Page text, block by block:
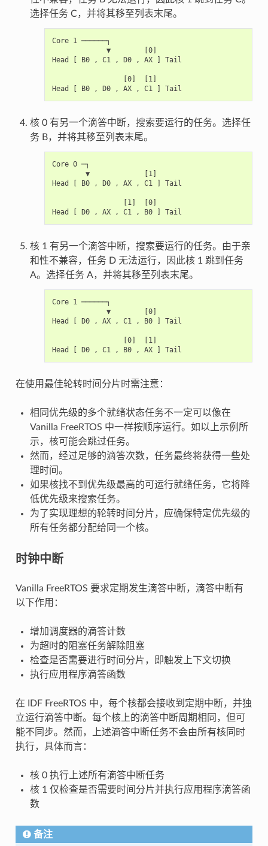
选择任务 C，并将其移至列表末尾。
Core 1 ──────┐
             ▼        [0]
Head [ B0 , C1 , D0 , AX ] Tail
                 [0]  [1]
核 0 有另一个滴答中断，搜索要运行的任务。选择任
务 B，并将其移至列表末尾。
Core 0 ─┐
        ▼             [1]
Head [ B0 , D0 , AX , C1 ] Tail
                 [1]  [0]
核 1 有另一个滴答中断，搜索要运行的任务。由于亲
和性不兼容，任务 D 无法运行，因此核 1 跳到任务
A。选择任务 A，并将其移至列表末尾。
Core 1 ──────┐
             ▼        [0]
Head [ D0 , AX , C1 , B0 ] Tail
                 [0]  [1]
在使用最佳轮转时间分片时需注意：
相同优先级的多个就绪状态任务不一定可以像在
Vanilla FreeRTOS 中一样按顺序运行。如以上示例所
示，核可能会跳过任务。
然而，经过足够的滴答次数，任务最终将获得一些处
理时间。
如果核找不到优先级最高的可运行就绪任务，它将降
低优先级来搜索任务。
为了实现理想的轮转时间分片，应确保特定优先级的
所有任务都分配给同一个核。
时钟中断
Vanilla FreeRTOS 要求定期发生滴答中断，滴答中断有
以下作用：
增加调度器的滴答计数
为超时的阻塞任务解除阻塞
检查是否需要进行时间分片，即触发上下文切换
执行应用程序滴答函数
在 IDF FreeRTOS 中，每个核都会接收到定期中断，并独
立运行滴答中断。每个核上的滴答中断周期相同，但可
能不同步。然而，上述滴答中断任务不会由所有核同时
执行，具体而言：
核 0 执行上述所有滴答中断任务
核 1 仅检查是否需要时间分片并执行应用程序滴答函
数
备注